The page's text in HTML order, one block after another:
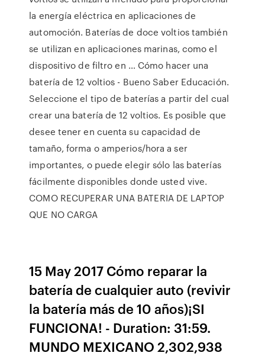
la energía eléctrica en aplicaciones de
automoción. Baterías de doce voltios también
se utilizan en aplicaciones marinas, como el
dispositivo de filtro en … Cómo hacer una
batería de 12 voltios - Bueno Saber Educación.
Seleccione el tipo de baterías a partir del cual
crear una batería de 12 voltios. Es posible que
desee tener en cuenta su capacidad de
tamaño, forma o amperios/hora a ser
importantes, o puede elegir sólo las baterías
fácilmente disponibles donde usted vive.
COMO RECUPERAR UNA BATERIA DE LAPTOP
QUE NO CARGA
15 May 2017 Cómo reparar la
batería de cualquier auto (revivir
la batería más de 10 años)¡SI
FUNCIONA! - Duration: 31:59.
MUNDO MEXICANO 2,302,938